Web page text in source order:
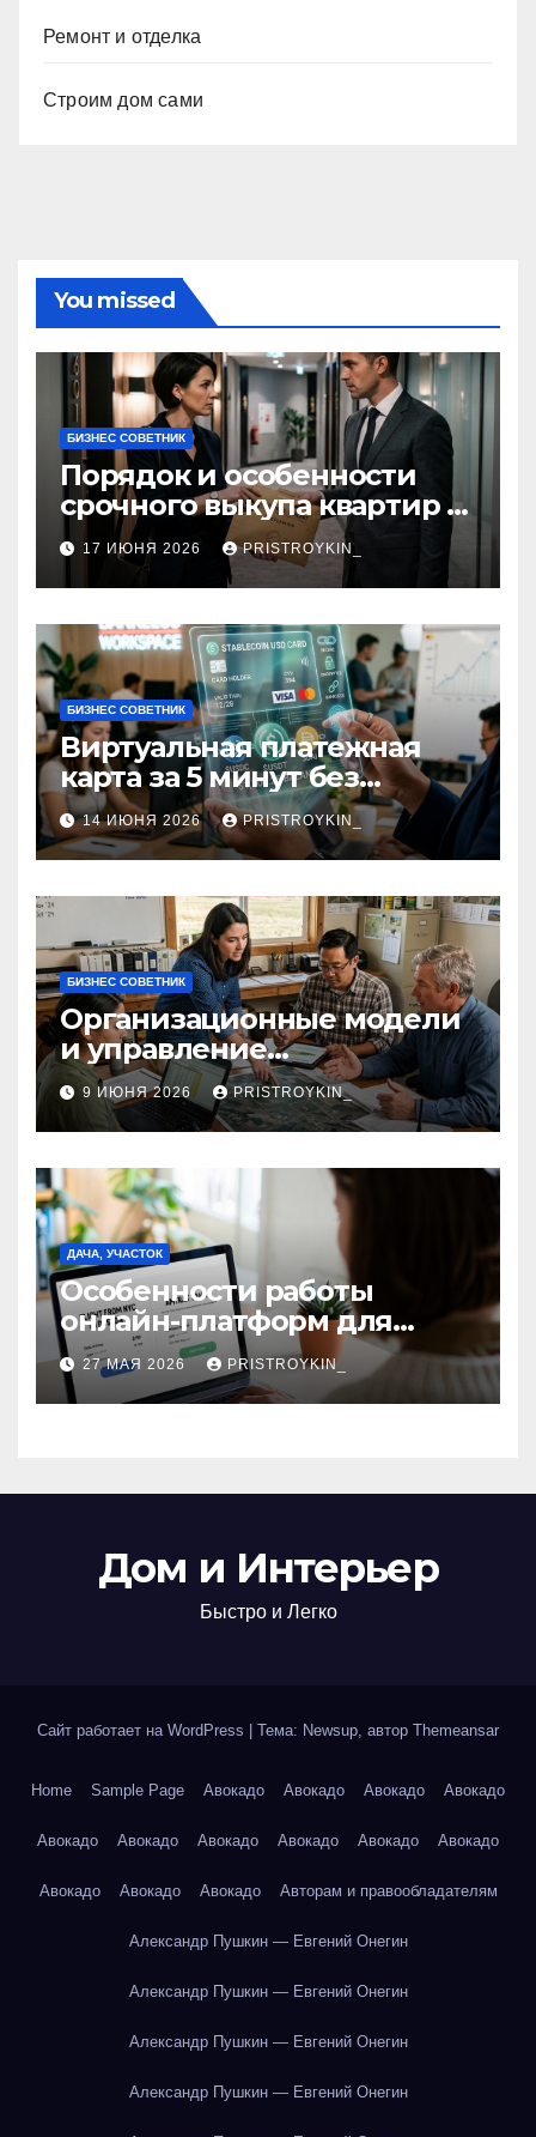
Ремонт и отделка
Строим дом сами
You missed
БИЗНЕС СОВЕТНИК
Порядок и особенности
срочного выкупа квартир в
срок 1–3 дня
17 ИЮНЯ 2026 PRISTROYKIN_
БИЗНЕС СОВЕТНИК
Виртуальная платежная
карта за 5 минут без
верификации и участия
банков с пополнением в
долларовом стейблкоине
14 ИЮНЯ 2026 PRISTROYKIN_
БИЗНЕС СОВЕТНИК
Организационные модели
и управление
сельскохозяйственными
компаниями и
предприятиями
9 ИЮНЯ 2026 PRISTROYKIN_
ДАЧА, УЧАСТОК
Особенности работы
онлайн-платформ для
поиска авиабилетов и
железнодорожных
билетов
27 МАЯ 2026 PRISTROYKIN_
Дом и Интерьер
Быстро и Легко
Сайт работает на WordPress Тема: Newsup, автор Themeansar
Home Sample Page Авокадо Авокадо Авокадо Авокадо
Авокадо Авокадо Авокадо Авокадо Авокадо Авокадо
Авокадо Авокадо Авокадо Авторам и правообладателям
Александр Пушкин — Евгений Онегин
Александр Пушкин — Евгений Онегин
Александр Пушкин — Евгений Онегин
Александр Пушкин — Евгений Онегин